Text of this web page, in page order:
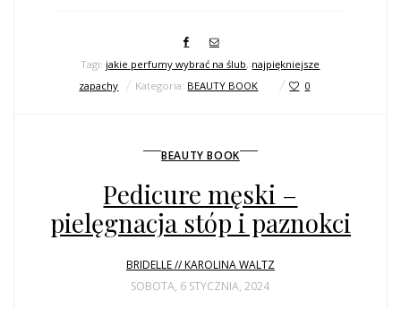
Tagi: jakie perfumy wybrać na ślub, najpiękniejsze
zapachy
Kategoria: BEAUTY BOOK 0
BEAUTY BOOK
Pedicure męski –
pielęgnacja stóp i paznokci
BRIDELLE // KAROLINA WALTZ
SOBOTA, 6 STYCZNIA, 2024